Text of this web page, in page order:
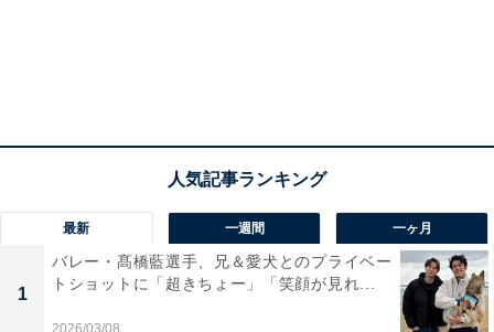
最新 一週間 一ヶ月
1
バレー・髙橋藍選手、兄＆愛犬とのプライベー
トショットに「超きちょー」「笑顔が見れ...